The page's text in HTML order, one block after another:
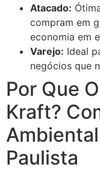
Atacado:
compram em
economia em
Varejo: Ideal
negócios que
Por Que
Kraft?
Paulista